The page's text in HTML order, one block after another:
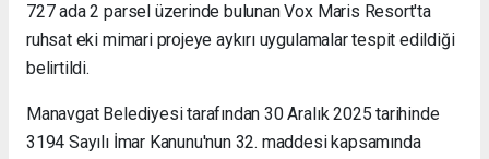
727 ada 2 parsel üzerinde bulunan Vox Maris Resort'ta
ruhsat eki mimari projeye aykırı uygulamalar tespit edildiği
belirtildi.
Manavgat Belediyesi tarafından 30 Aralık 2025 tarihinde
3194 Sayılı İmar Kanunu'nun 32. maddesi kapsamında